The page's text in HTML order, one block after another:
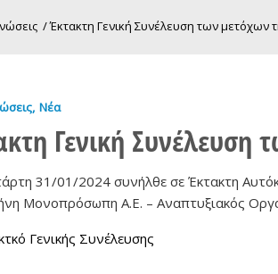
/Έκτακτη Γενική Συνέλευση των μετόχων
, Νέα
Γενική
31/01/2024 συνήλθε σε Έκτακτη
Μονοπρόσωπη Α.Ε. – Αναπτυξιακός
Γενικής Συνέλευσης